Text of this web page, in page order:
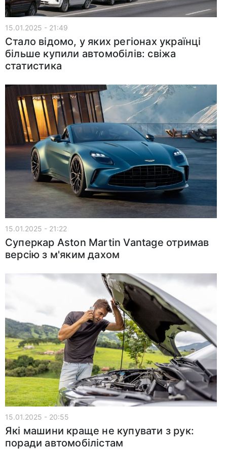
15.01.2025 - 21:49
Стало відомо, у яких регіонах українці
більше купили автомобілів: свіжа
статистика
15.01.2025 - 21:22
Суперкар Aston Martin Vantage отримав
версію з м'яким дахом
15.01.2025 - 20:55
Які машини краще не купувати з рук:
поради автомобілістам